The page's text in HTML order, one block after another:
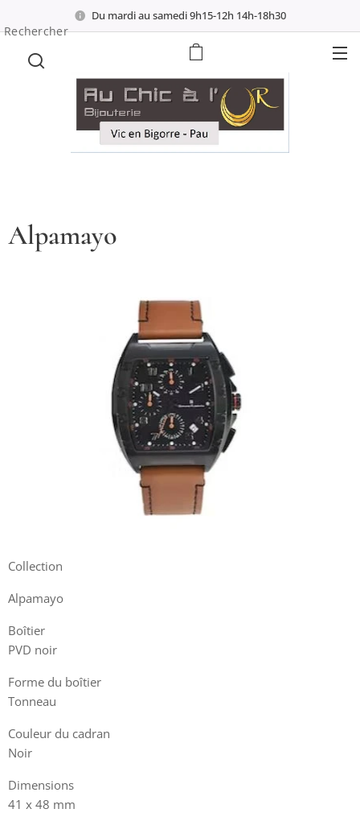
Du mardi au samedi 9h15-12h 14h-18h30
Rechercher
Alpamayo
Collection
Alpamayo
Boîtier
PVD noir
Forme du boîtier
Tonneau
Couleur du cadran
Noir
Dimensions
41 x 48 mm